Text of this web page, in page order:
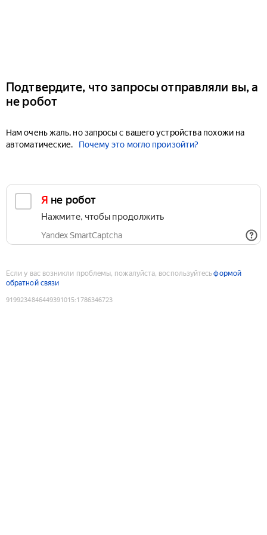
Подтвердите, что запросы отправляли вы, а
не робот
Нам очень жаль, но запросы с вашего устройства похожи на
автоматические.
Почему это могло произойти?
Я не робот
Нажмите, чтобы продолжить
Yandex SmartCaptcha
Если у вас возникли проблемы, пожалуйста, воспользуйтесьформой
обратной связи
9199234846449391015:1786346723